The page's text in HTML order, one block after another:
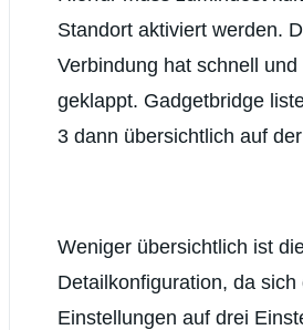
Standort aktiviert werden.
Verbindung hat schnell
geklappt. Gadgetbridge
3 dann übersichtlich auf
Weniger übersichtlich ist
Detailkonfiguration, da sich
Einstellungen auf drei